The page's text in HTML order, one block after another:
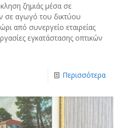
ζημιάς μέσα σε
σε αγωγό του δικτύου
από συνεργείο εταιρείας
εγκατάστασης οπτικών
Περισσότερα